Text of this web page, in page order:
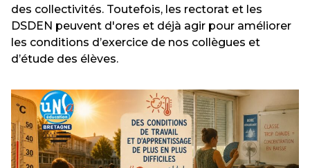
des collectivités. Toutefois, les rectorat et les
DSDEN peuvent d'ores et déjà agir pour améliorer
les conditions d’exercice de nos collègues et
d’étude des élèves.